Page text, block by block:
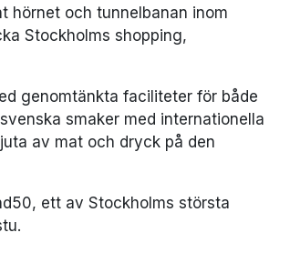
hörnet och tunnelbanan inom
Stockholms shopping,
genomtänkta faciliteter för både
smaker med internationella
av mat och dryck på den
ett av Stockholms största